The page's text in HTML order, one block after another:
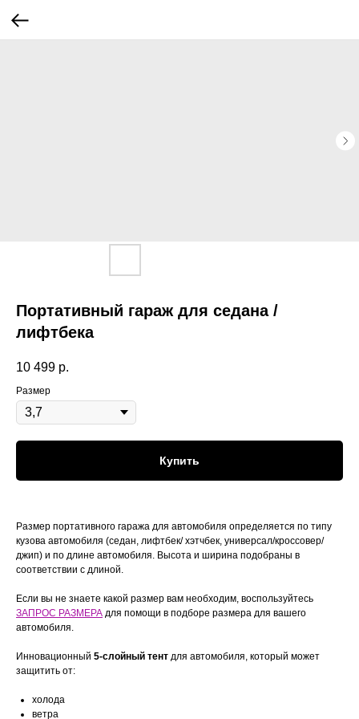
Портативный гараж для седана /
лифтбека
10 499 р.
Размер
Купить
Размер портативного гаража для автомобиля определяется по типу
кузова автомобиля (седан, лифтбек/ хэтчбек, универсал/кроссовер/
джип) и по длине автомобиля. Высота и ширина подобраны в
соответствии с длиной.
Если вы не знаете какой размер вам необходим, воспользуйтесь
ЗАПРОС РАЗМЕРА для помощи в подборе размера для вашего
автомобиля.
Инновационный 5-слойный тент для автомобиля, который может
защитить от:
холода
ветра